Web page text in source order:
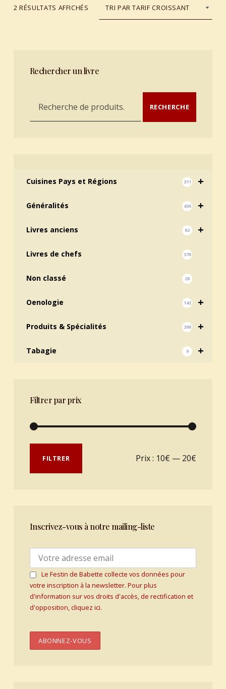
2 RÉSULTATS AFFICHÉS TRIÉ DU PLUS RÉCENT AU PLUS ANCIEN
Rechercher un livre
Recherche pour : RECHERCHE
+
Cuisines Pays et Régions 311
+
Généralités 436
+
Livres anciens 92
Livres de chefs 376
Non classé 28
+
Oenologie 142
+
Produits & Spécialités 298
+
Tabagie 9
Filtrer par prix
Prix min
Prix maxFILTRER Prix : 10€ — 20€
Inscrivez-vous à notre mailing-liste
Le Festin de Babette collecte vos données pour
votre inscription à la newsletter. Pour plus
d'information sur vos droits d'accès, de rectification et
d'opposition, cliquez ici.